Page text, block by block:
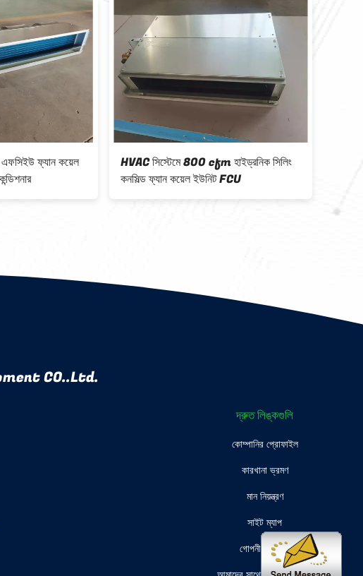
এফসিইউ ফ্যান কয়েল
HVAC সিস্টেমে 800 cfm হাইড্রনিক সিলিং
কনসিল্ড ফ্যান কয়েল ইউনিট FCU
CO..Ltd.
দ্রুত লিঙ্কগুলি
কোম্পানির প্রোফাইল
কারখানা ভ্রমণ
মান নিয়ন্ত্রণ
সাইট ম্যাপ
গোপনীয়তা নীতি